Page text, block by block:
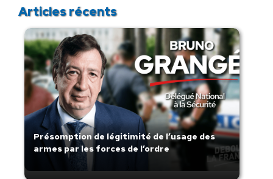
Articles récents
Présomption de légitimité de l’usage des
armes par les forces de l’ordre